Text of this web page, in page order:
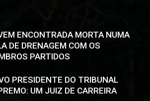
ENCONTRADA MORTA NUMA
DE DRENAGEM COM OS
PARTIDOS
PRESIDENTE DO TRIBUNAL
UM JUIZ DE CARREIRA